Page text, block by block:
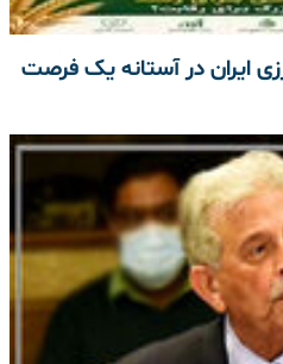
ایران در آستانه یک فرصت